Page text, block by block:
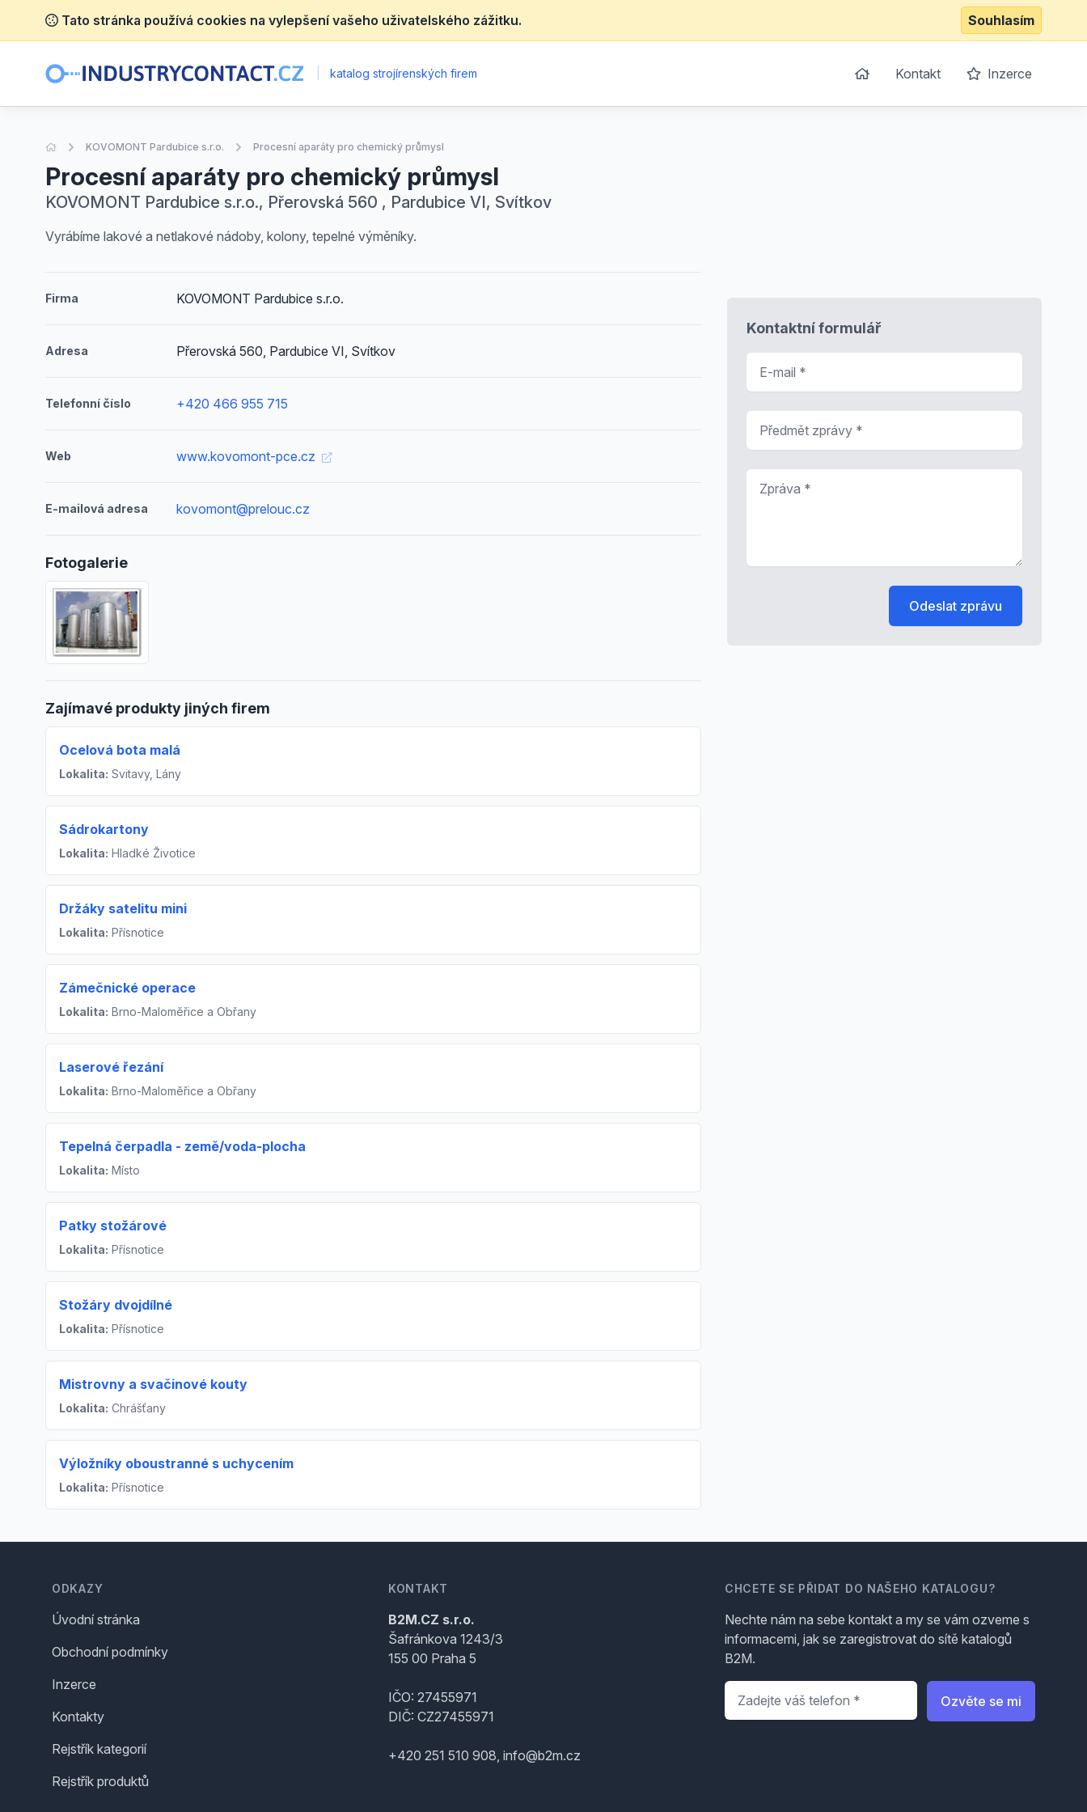
Tato stránka používá cookies na vylepšení vašeho uživatelského zážitku. Souhlasím
katalog strojírenských firem Kontakt Inzerce
Úvodní stránka
KOVOMONT Pardubice s.r.o. Procesní aparáty pro chemický průmysl
Procesní aparáty pro chemický průmysl
KOVOMONT Pardubice s.r.o., Přerovská 560 , Pardubice VI, Svítkov
Vyrábíme lakové a netlakové nádoby, kolony, tepelné výměníky.
Firma KOVOMONT Pardubice s.r.o.
Adresa Přerovská 560, Pardubice VI, Svítkov
Telefonní číslo +420 466 955 715
Web www.kovomont-pce.cz
E-mailová adresa kovomont@prelouc.cz
Fotogalerie
Zajímavé produkty jiných firem
Ocelová bota malá
Lokalita: Svitavy, Lány
Sádrokartony
Lokalita: Hladké Životice
Držáky satelitu mini
Lokalita: Přísnotice
Zámečnické operace
Lokalita: Brno-Maloměřice a Obřany
Laserové řezání
Lokalita: Brno-Maloměřice a Obřany
Tepelná čerpadla - země/voda-plocha
Lokalita: Místo
Patky stožárové
Lokalita: Přísnotice
Stožáry dvojdílné
Lokalita: Přísnotice
Mistrovny a svačinové kouty
Lokalita: Chrášťany
Výložníky oboustranné s uchycením
Lokalita: Přísnotice
Kontaktní formulář
Odeslat zprávu
ODKAZY
Úvodní stránka
Obchodní podmínky
Inzerce
Kontakty
Rejstřík kategorií
Rejstřík produktů
KONTAKT
B2M.CZ s.r.o.
Šafránkova 1243/3
155 00 Praha 5
IČO: 27455971
DIČ: CZ27455971
+420 251 510 908, info@b2m.cz
CHCETE SE PŘIDAT DO NAŠEHO KATALOGU?
Nechte nám na sebe kontakt a my se vám ozveme s
informacemi, jak se zaregistrovat do sítě katalogů
B2M.
Telefon
Ozvěte se mi